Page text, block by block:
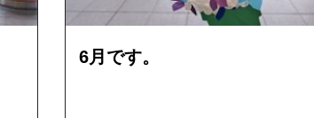
6月です。